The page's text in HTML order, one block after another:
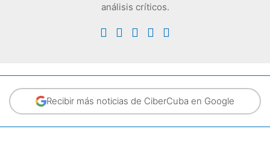
análisis críticos.
Recibir más noticias de CiberCuba en Google